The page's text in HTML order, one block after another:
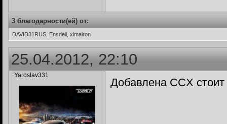
3 благодарности(ей) от:
DAVID31RUS, Ensdeil, ximairon
25.04.2012, 22:10
Yaroslav331
Добавлена CCX стоит